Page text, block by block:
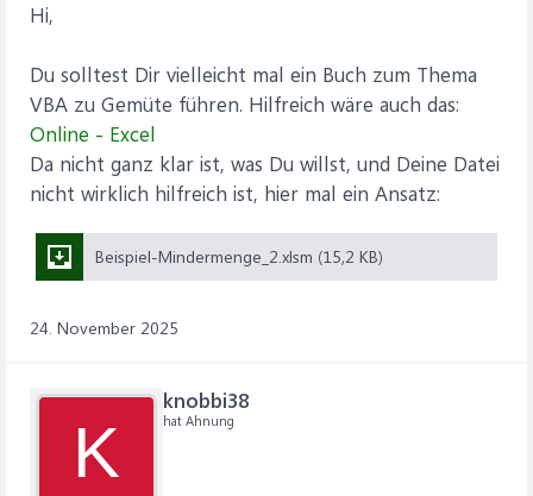
Hi,
Du solltest Dir vielleicht mal ein Buch zum Thema
VBA zu Gemüte führen. Hilfreich wäre auch das:
Online - Excel
Da nicht ganz klar ist, was Du willst, und Deine Datei
nicht wirklich hilfreich ist, hier mal ein Ansatz:
Beispiel-Mindermenge_2.xlsm (15,2 KB)
24. November 2025
K
knobbi38
hat Ahnung